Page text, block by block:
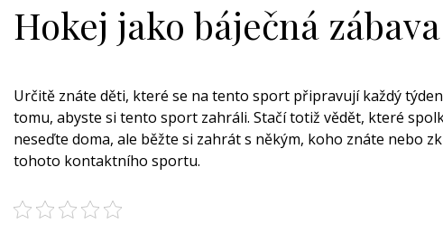
Hokej jako báječná
Určitě znáte děti, které se na tento sport připravují každý
tomu, abyste si tento sport zahráli. Stačí totiž vědět, které
neseďte doma, ale běžte si zahrát s někým, koho znáte nebo
tohoto kontaktního sportu.